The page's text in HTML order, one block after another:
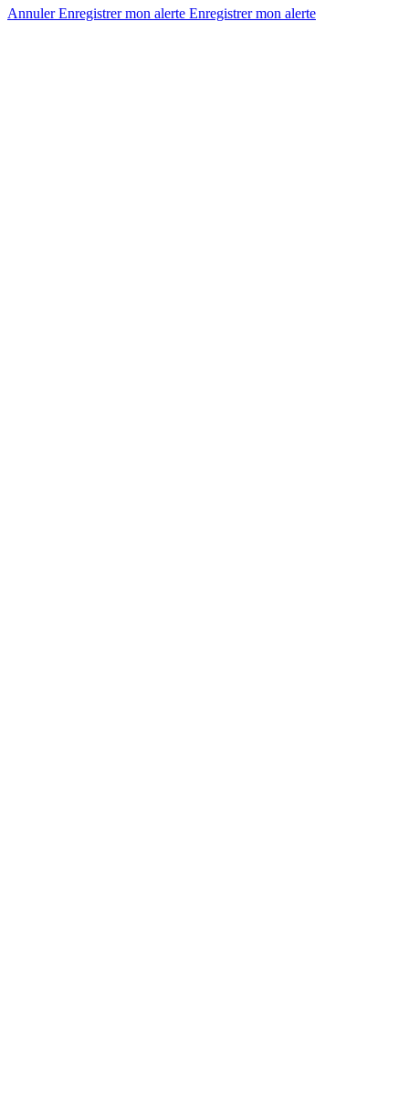
AnnulerEnregistrer mon alerte Enregistrermon alerte